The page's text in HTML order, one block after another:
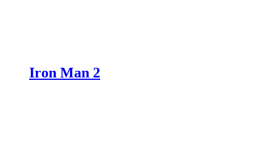
Iron Man 2